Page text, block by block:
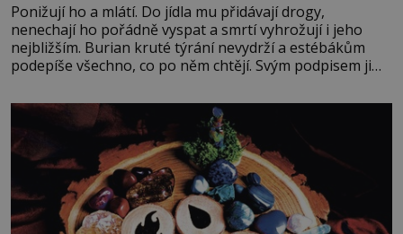
Ponižují ho a mlátí. Do jídla mu přidávají drogy,
nenechají ho pořádně vyspat a smrtí vyhrožují i jeho
nejbližším. Burian kruté týrání nevydrží a estébákům
podepíše všechno, co po něm chtějí. Svým podpisem jim
fyzický ani psychický nátlak. Syn brněnského řezníka
chce být knězem a